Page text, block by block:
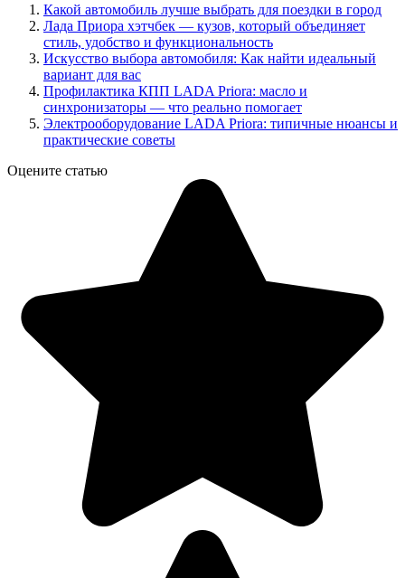
Какой автомобиль лучше выбрать для поездки в город
Лада Приора хэтчбек — кузов, который объединяет
стиль, удобство и функциональность
Искусство выбора автомобиля: Как найти идеальный
вариант для вас
Профилактика КПП LADA Priora: масло и
синхронизаторы — что реально помогает
Электрооборудование LADA Priora: типичные нюансы и
практические советы
Оцените статью